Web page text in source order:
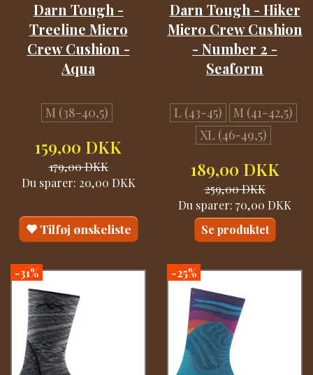
Darn Tough -
Treeline Micro
Crew Cushion -
Aqua
M (38-40,5)
159,00 DKK
179,00 DKK
Du sparer: 20,00 DKK
Tilføj ønskeliste
Darn Tough - Hiker
Micro Crew Cushion
- Number 2 -
Seaform
L (43-45)
M (41-42,5)
XL (46-49,5)
189,00 DKK
259,00 DKK
Du sparer: 70,00 DKK
Se produktet
-31% -25%